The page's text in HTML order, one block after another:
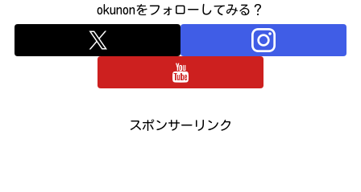
okunonをフォローしてみる？
スポンサーリンク